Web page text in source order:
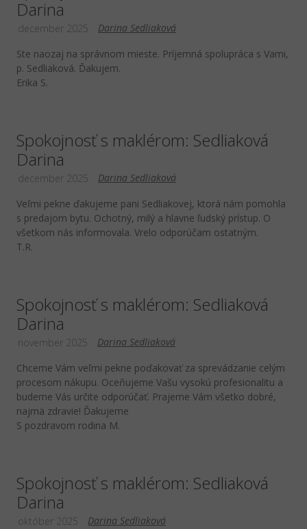
Darina
Darina Sedliaková
december 2025
Ste naozaj na správnom mieste. Príjemná spolupráca s Vami,
p. Sedliaková. Ďakujem.
Erika S.
Spokojnosť s maklérom: Sedliaková
Darina
Darina Sedliaková
december 2025
Veľmi pekne ďakujeme pani Sedliakovej, ktorá nám pomohla
s predajom bytu. Ochotný, milý a hlavne ľudský prístup. O
všetkom nás informovala. Vrelo odporúčam ostatným.
T.R.
Spokojnosť s maklérom: Sedliaková
Darina
Darina Sedliaková
november 2025
Chceme Vám veľmi pekne poďakovať za sprevádzanie celým
procesom nákupu. Oceňujeme Vašu vysokú profesionalitu a
budeme Vás určite odporúčať. Prajeme Vám všetko dobré,
najmä zdravie! Ďakujeme
S pozdravom rodina M.
Spokojnosť s maklérom: Sedliaková
Darina
Darina Sedliaková
október 2025